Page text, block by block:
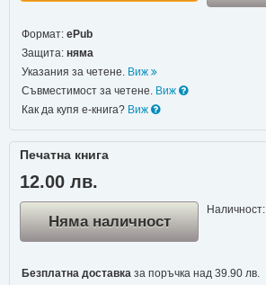
Формат: ePub
Защита: няма
Указания за четене. Виж
Съвместимост за четене. Виж
Как да купя е-книга? Виж
Печатна книга
12.00 лв.
Няма наличност
Наличност:
Безплатна доставказа поръчка над 39.90 лв.